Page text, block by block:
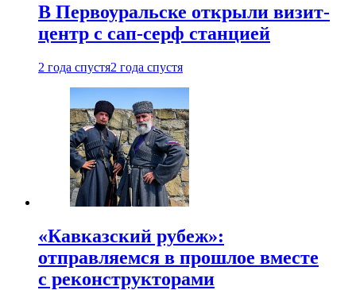
В Первоуральске открыли визит-
центр с сап-серф станцией
2 года спустя2 года спустя
«Кавказский рубеж»:
отправляемся в прошлое вместе
с реконструкторами